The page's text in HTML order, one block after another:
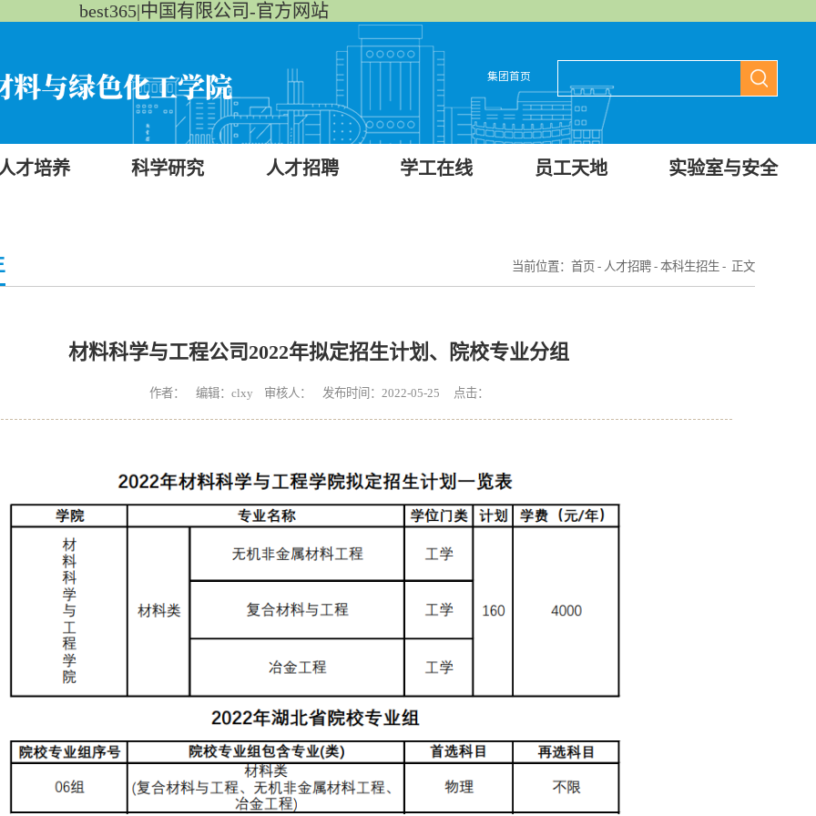
best365|中国有限公司-官方网站
集团首页
才培养 科学研究 人才招聘 学工在线 员工天地 实验室与安全
当前位置： 首页 - 人才招聘- 本科生招生 - 正文
材料科学与工程公司2022年拟定招生计划、院校专业分组
作者： 编辑：clxy 审核人： 发布时间：2022-05-25 点击：